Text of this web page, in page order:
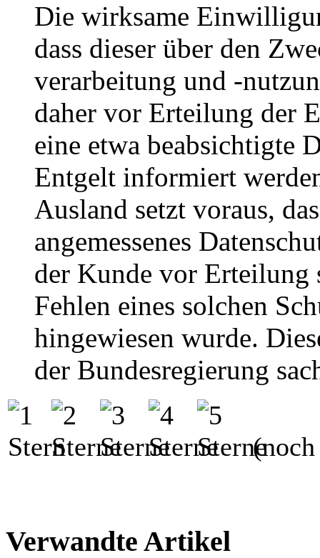
Die wirksame
dass dieser über den
verarbeitung und -
daher vor Erteilung der
eine etwa beabsichtigte
Entgelt informiert
Ausland setzt voraus,
angemessenes
der Kunde vor
Fehlen eines solchen
hingewiesen wurde.
der Bundesregierung
(noch
Verwandte Artikel